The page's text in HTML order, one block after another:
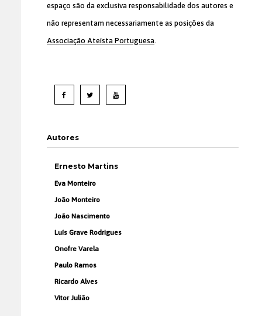
espaço são da exclusiva responsabilidade dos autores e
não representam necessariamente as posições da
Associação Ateísta Portuguesa.
Autores
Ernesto Martins
Eva Monteiro
João Monteiro
João Nascimento
Luís Grave Rodrigues
Onofre Varela
Paulo Ramos
Ricardo Alves
Vítor Julião